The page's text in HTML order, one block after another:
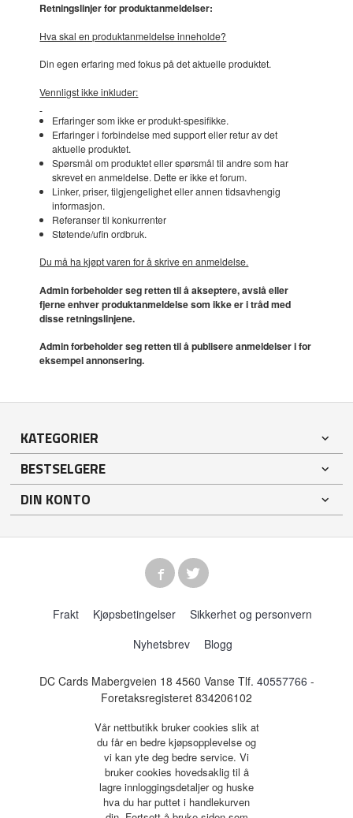
Retningslinjer for produktanmeldelser:
Hva skal en produktanmeldelse inneholde?
Din egen erfaring med fokus på det aktuelle produktet.
Vennligst ikke inkluder:
Erfaringer som ikke er produkt-spesifikke.
Erfaringer i forbindelse med support eller retur av det
aktuelle produktet.
Spørsmål om produktet eller spørsmål til andre som har
skrevet en anmeldelse. Dette er ikke et forum.
Linker, priser, tilgjengelighet eller annen tidsavhengig
informasjon.
Referanser til konkurrenter
Støtende/ufin ordbruk.
Du må ha kjøpt varen for å skrive en anmeldelse.
Admin forbeholder seg retten til å akseptere, avslå eller
fjerne enhver produktanmeldelse som ikke er i tråd med
disse retningslinjene.
Admin forbeholder seg retten til å publisere anmeldelser i for
eksempel annonsering.
KATEGORIER
BESTSELGERE
DIN KONTO
Frakt Kjøpsbetingelser
Sikkerhet og personvern
Nyhetsbrev
Blogg
DC Cards Mabergveien 18 4560 Vanse Tlf. 40557766 -
Foretaksregisteret 834206102
Vår nettbutikk bruker cookies slik at
du får en bedre kjøpsopplevelse og
vi kan yte deg bedre service. Vi
bruker cookies hovedsaklig til å
lagre innloggingsdetaljer og huske
hva du har puttet i handlekurven